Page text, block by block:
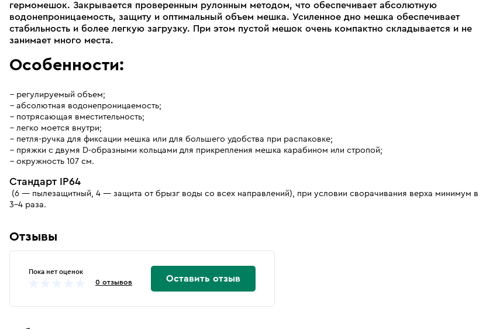
гермомешок. Закрывается проверенным рулонным методом, что обеспечивает абсолютную
водонепроницаемость, защиту и оптимальный объем мешка. Усиленное дно мешка обеспечивает
стабильность и более легкую загрузку. При этом пустой мешок очень компактно складывается и не
занимает много места.
Особенности:
регулируемый объем;
абсолютная водонепроницаемость;
потрясающая вместительность;
легко моется внутри;
петля-ручка для фиксации мешка или для большего удобства при распаковке;
пряжки с двумя D-образными кольцами для прикрепления мешка карабином или стропой;
окружность 107 см.
Стандарт IP64
(6 — пылезащитный, 4 — защита от брызг воды со всех направлений), при условии сворачивания верха минимум в
3–4 раза.
Отзывы
Пока нет оценок
0 отзывов Оставить отзыв